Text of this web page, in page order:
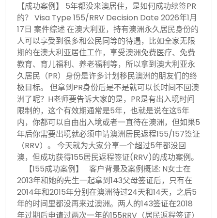
【成功案例】 5年都没来澳居住，是如何成功续签PR
的？ Visa Type 155/RRV Decision Date 2026年1月
17日 案件综述 在澳大利亚，持有澳洲永久居民身份的
人可以享受到很多和公民同等的待遇，比如全家无限
期的在澳大利亚居住工作，享受澳洲免费医疗、免费
教育、育儿福利、养老福利等，所以拿到澳大利亚永
久居民（PR）身份是许多计划移民澳洲的朋友们的终
极目标。 但拿到PR身份后是不是就可以长时间不回澳
洲了呢？H老师要告诉大家的是，PR是有出入境时间
限制的，这个有效期通常是5年，也就是说在这5年
内，你都可以自由出入境或者一直待在澳洲，但如果5
年后你需要出境就必须申请澳洲居民返程155/157签证
（RRV）。 今天就为大家分享一个超过5年都没回
澳，但成功获得155居民返程签证(RRV)的成功案例。
【155成功案例】 客户背景及案例概述: N女士在
2013年和她的先生一起拿到143父母签证后，只有在
2014年和2015年分别在澳洲待过24天和14天，之后5
年的时间里都没再来过澳洲。两人的143签证在2018
年过期后申请过两次一年的155RRV（居民返程签证）